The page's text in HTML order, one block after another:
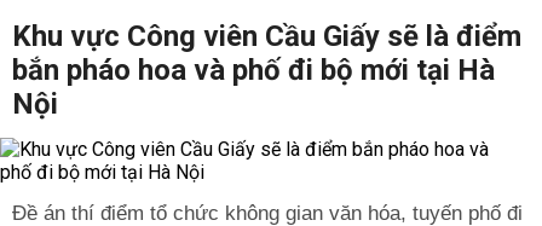
Khu vực Công viên Cầu Giấy sẽ là điểm
bắn pháo hoa và phố đi bộ mới tại Hà
Nội
Đề án thí điểm tổ chức không gian văn hóa, tuyến phố đi